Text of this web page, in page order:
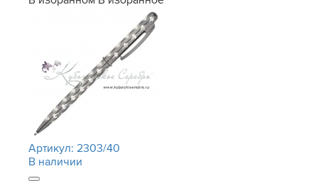
Артикул: 2303/40
В наличии